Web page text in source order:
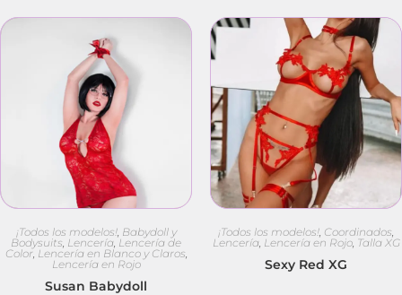
¡Todos los modelos!, Babydoll y
Bodysuits Lencería Lencería de
Color, Lencería en Blanco y Claros
Lencería en Rojo
Susan Babydoll
¡Todos los modelos! Coordinados
Lencería, Lencería en Rojo, Talla XG
Sexy Red XG